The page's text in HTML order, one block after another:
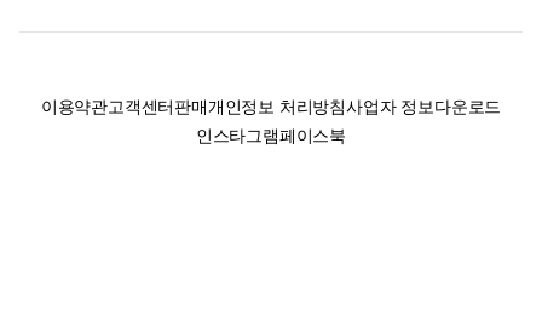
이용약관고객센터판매개인정보 처리방침사업자 정보다운로드
인스타그램페이스북